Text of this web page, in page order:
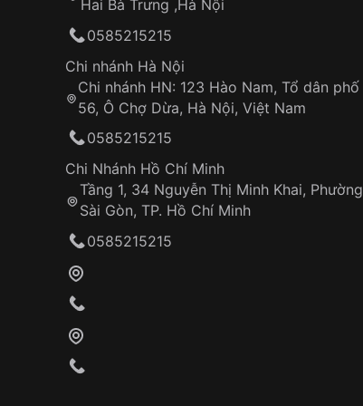
Hai Bà Trưng ,Hà Nội
0585215215
Chi nhánh Hà Nội
Chi nhánh HN: 123 Hào Nam, Tổ dân phố
56, Ô Chợ Dừa, Hà Nội, Việt Nam
0585215215
Chi Nhánh Hồ Chí Minh
Tầng 1, 34 Nguyễn Thị Minh Khai, Phường
Sài Gòn, TP. Hồ Chí Minh
0585215215